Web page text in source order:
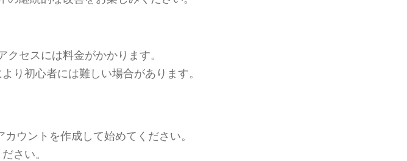
クセスには料金がかかります。
り初心者には難しい場合があります。
ウントを作成して始めてください。
さい。